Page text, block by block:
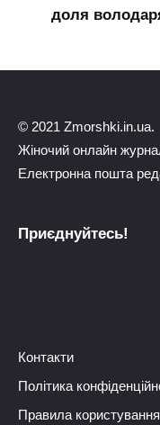
доля
© 2021 Zmorshki.in.ua.
Жіночий онлайн
Електронна пошта
Приєднуйтесь!
Контакти
Політика
Правила